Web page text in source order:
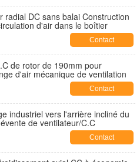
radial DC sans balai Construction
d'air dans le boîtier
Contact
de rotor de 190mm pour
d'air mécanique de ventilation
Contact
industriel vers l'arrière incliné du
de ventilateur/C.C
Contact